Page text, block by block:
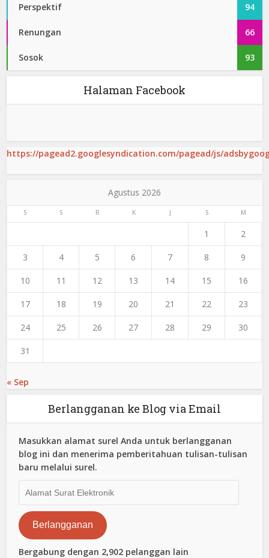
Perspektif 94
Renungan 66
Sosok 93
Halaman Facebook
https://pagead2.googlesyndication.com/pagead/js/
Agustus 2026
S S R K J S M
1 2
3 4 5 6 7 8 9
10 11 12 13 14 15 16
17 18 19 20 21 22 23
24 25 26 27 28 29 30
31
« Sep
Berlangganan ke Blog via Email
Masukkan alamat surel Anda untuk berlangganan
blog ini dan menerima pemberitahuan tulisan-tulisan
baru melalui surel.
Surat
Elektronik
Berlangganan
Bergabung dengan 2,902 pelanggan lain